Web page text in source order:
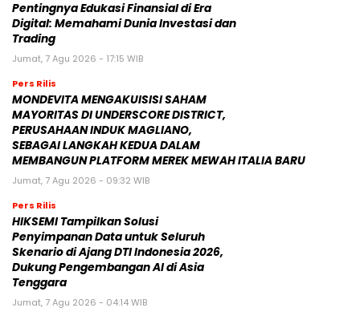
Pentingnya Edukasi Finansial di Era
Digital: Memahami Dunia Investasi dan
Trading
Jumat, 7 Agu 2026 - 17:15 WIB
Pers Rilis
MONDEVITA MENGAKUISISI SAHAM
MAYORITAS DI UNDERSCORE DISTRICT,
PERUSAHAAN INDUK MAGLIANO,
SEBAGAI LANGKAH KEDUA DALAM
MEMBANGUN PLATFORM MEREK MEWAH ITALIA BARU
Jumat, 7 Agu 2026 - 09:32 WIB
Pers Rilis
HIKSEMI Tampilkan Solusi
Penyimpanan Data untuk Seluruh
Skenario di Ajang DTI Indonesia 2026,
Dukung Pengembangan AI di Asia
Tenggara
Jumat, 7 Agu 2026 - 04:14 WIB